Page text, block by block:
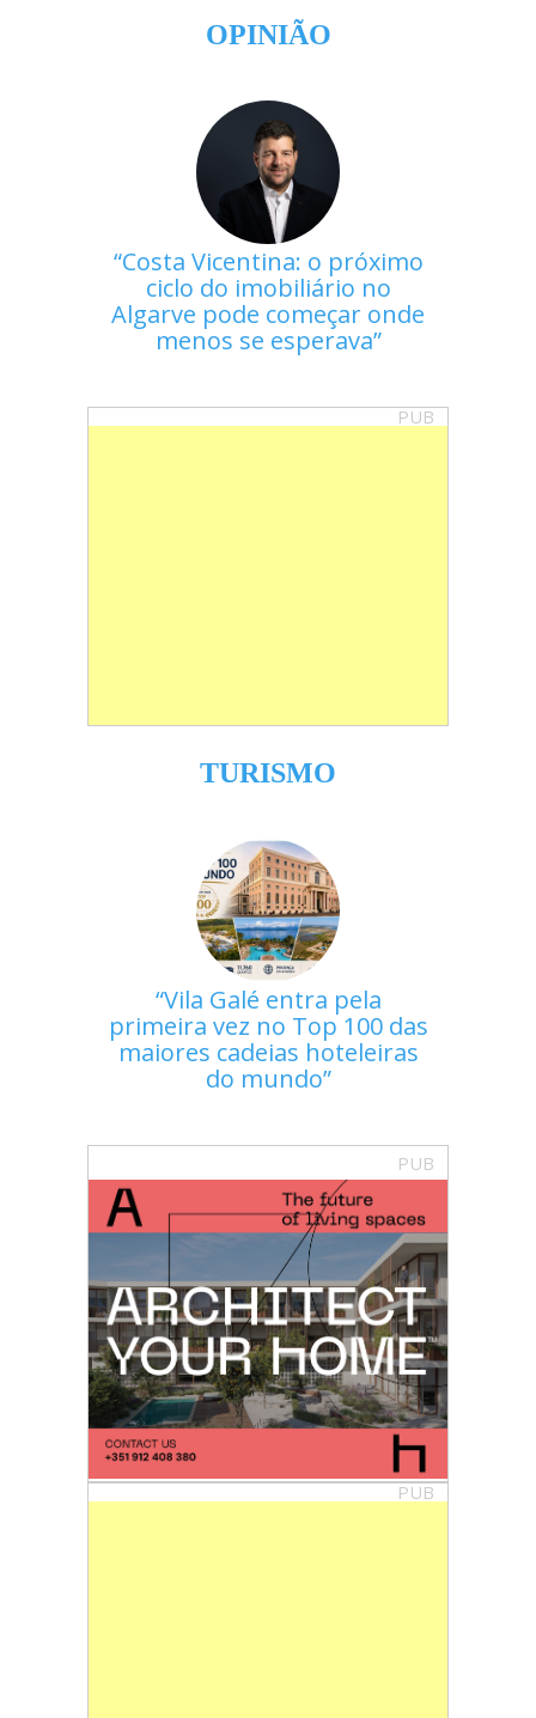
OPINIÃO
Costa Vicentina: o próximo
ciclo do imobiliário no
Algarve pode começar onde
menos se esperava
PUB
TURISMO
Vila Galé entra pela
primeira vez no Top 100 das
maiores cadeias hoteleiras
do mundo
PUB
PUB